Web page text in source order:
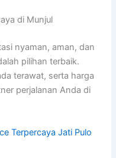
di Munjul
nyaman, aman, dan
pilihan terbaik.
terawat, serta harga
perjalanan Anda di
Terpercaya Jati Pulo